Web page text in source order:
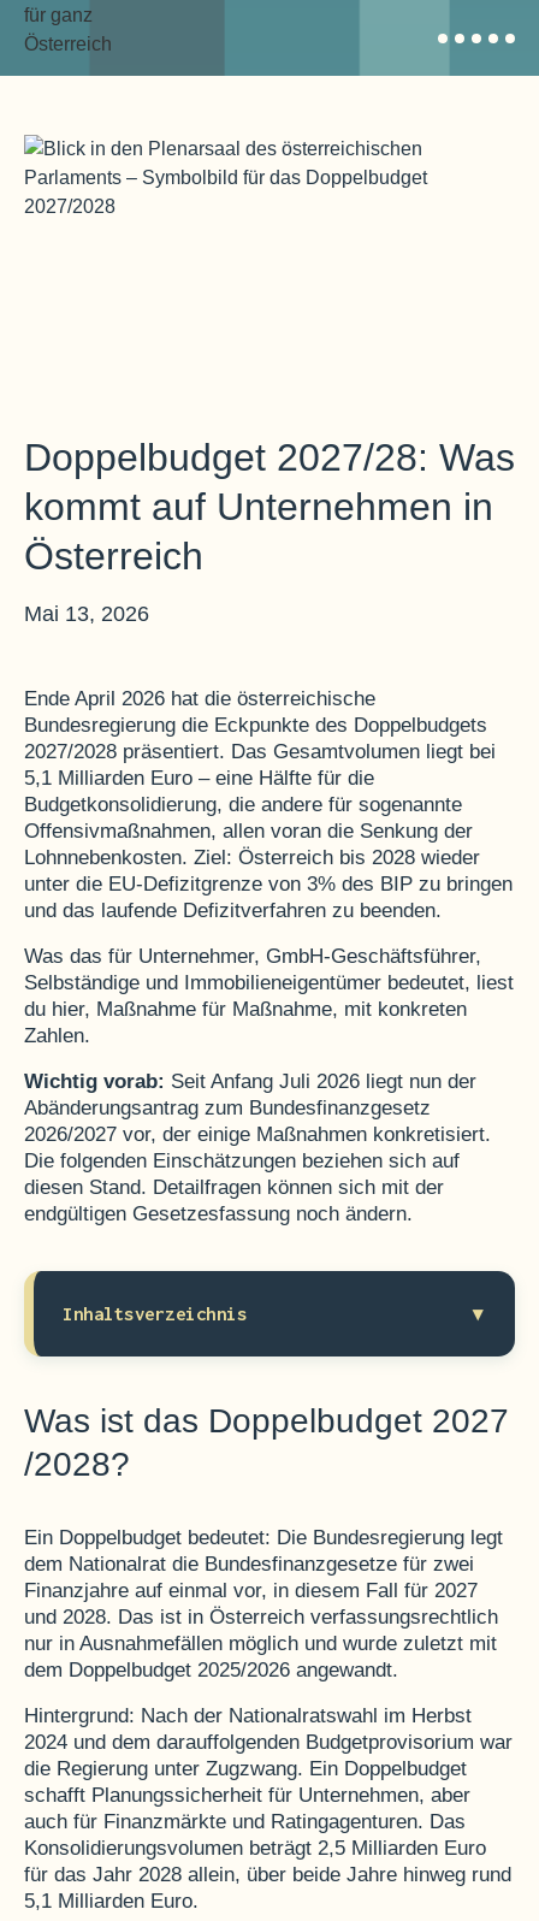
Doppelbudget 2027/28: Was
kommt auf Unternehmen in
Österreich
Mai 13, 2026
Ende April 2026 hat die österreichische
Bundesregierung die Eckpunkte des Doppelbudgets
2027/2028 präsentiert. Das Gesamtvolumen liegt bei
5,1 Milliarden Euro – eine Hälfte für die
Budgetkonsolidierung, die andere für sogenannte
Offensivmaßnahmen, allen voran die Senkung der
Lohnnebenkosten. Ziel: Österreich bis 2028 wieder
unter die EU-Defizitgrenze von 3% des BIP zu bringen
und das laufende Defizitverfahren zu beenden.
Was das für Unternehmer, GmbH-Geschäftsführer,
Selbständige und Immobilieneigentümer bedeutet, liest
du hier, Maßnahme für Maßnahme, mit konkreten
Zahlen.
Wichtig vorab: Seit Anfang Juli 2026 liegt nun der
Abänderungsantrag zum Bundesfinanzgesetz
2026/2027 vor, der einige Maßnahmen konkretisiert.
Die folgenden Einschätzungen beziehen sich auf
diesen Stand. Detailfragen können sich mit der
endgültigen Gesetzesfassung noch ändern.
Inhaltsverzeichnis ▾
Was ist das Doppelbudget 2027/2028?
Progressive Körperschaftsteuer ab 1 Mio.
>
Gewinnfreibetrag für Wertpapiere
gestrichen
>
E-Auto Sachbezug: Ende der Steuerfreiheit
>
Home-Office-Pauschale wird abgeschafft
>
Erhöhung der Immobilienertragsteuer
>
SV-Höchstbemessungsgrundlage steigt
Was ist das Doppelbudget 2027
/2028?
Ein Doppelbudget bedeutet: Die Bundesregierung legt
dem Nationalrat die Bundesfinanzgesetze für zwei
Finanzjahre auf einmal vor, in diesem Fall für 2027
und 2028. Das ist in Österreich verfassungsrechtlich
nur in Ausnahmefällen möglich und wurde zuletzt mit
dem Doppelbudget 2025/2026 angewandt.
Hintergrund: Nach der Nationalratswahl im Herbst
2024 und dem darauffolgenden Budgetprovisorium war
die Regierung unter Zugzwang. Ein Doppelbudget
schafft Planungssicherheit für Unternehmen, aber
auch für Finanzmärkte und Ratingagenturen. Das
Konsolidierungsvolumen beträgt 2,5 Milliarden Euro
für das Jahr 2028 allein, über beide Jahre hinweg rund
5,1 Milliarden Euro.